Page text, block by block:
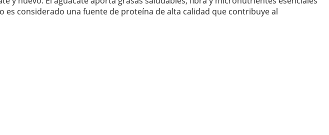
considerado una fuente de proteína de alta calidad que contribuye al